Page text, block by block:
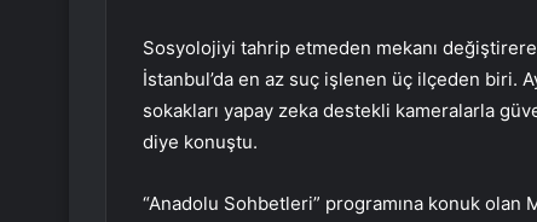
Sosyolojiyi tahrip etmeden mekanı
İstanbul’da en az suç işlenen üç ilçeden biri.
sokakları yapay zeka destekli kameralarla
diye konuştu.
“Anadolu Sohbetleri” programına konuk